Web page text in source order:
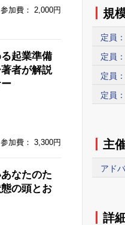
参加費： 2,000円
起業準備
者が解説
参加費： 3,300円
なたのた
の頭とお
規
定員
定員
定員
定員
主
アド
詳